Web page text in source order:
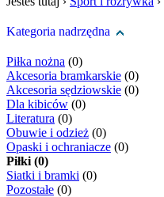
Kategoria nadrzędna
Piłka nożna (0)
Akcesoria bramkarskie (0)
Akcesoria sędziowskie (0)
Dla kibiców (0)
Literatura (0)
Obuwie i odzież (0)
Opaski i ochraniacze (0)
Piłki (0)
Siatki i bramki (0)
Pozostałe (0)